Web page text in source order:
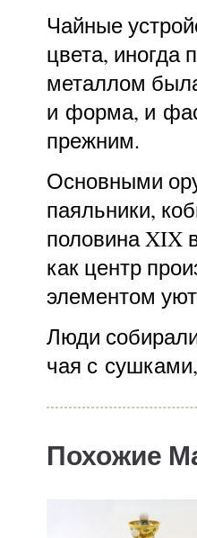
Чайные
цвета,
металлом
и форма, и
прежним.
Основными
паяльники,
половина XIX
как центр
элементом
Люди
чая с
Похожие